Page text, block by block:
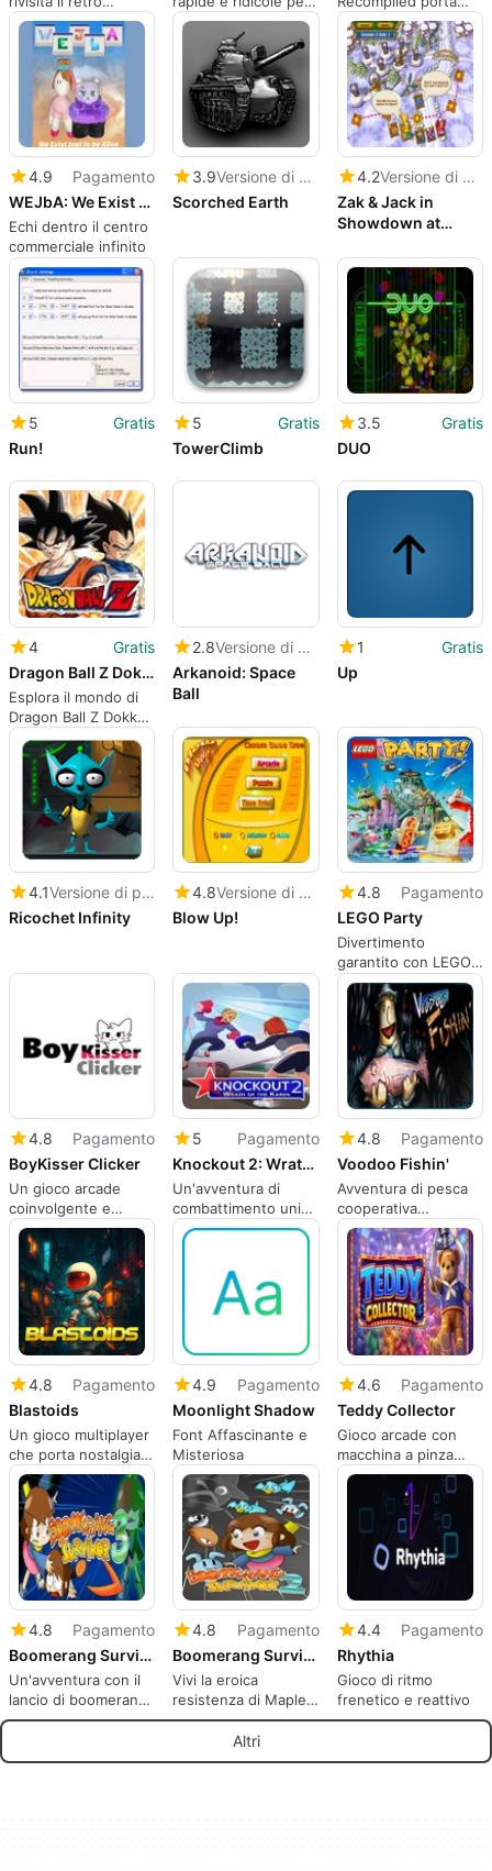
speed-platforming
con colpi di scena
sperimentali
due giocatori in
Sloppy Forgeries
Sonic Unleashed su
Windows in modo
nativo
4.9
Pagamento
WEJbA: We Exist Just to be Alive
Echi dentro il centro
commerciale infinito
3.9
Versione di prova
Scorched Earth
4.2
Versione di prova
Zak & Jack in
Showdown at
5
Gratis
Run!
5
Gratis
TowerClimb
3.5
Gratis
DUO
4
Gratis
Dragon Ball Z Dokkan Battle
Esplora il mondo di
Dragon Ball Z Dokkan
Battle
2.8
Versione di prova
Arkanoid: Space
Ball
1
Gratis
Up
4.1
Versione di prova
Ricochet Infinity
4.8
Versione di prova
Blow Up!
4.8
Pagamento
LEGO Party
Divertimento
garantito con LEGO
Party!
4.8
Pagamento
BoyKisser Clicker
Un gioco arcade
coinvolgente e
originale
5
Pagamento
Knockout 2: Wrath of the Karen
Un'avventura di
combattimento unica
e comica
4.8
Pagamento
Voodoo Fishin'
Avventura di pesca
cooperativa
inquietante e
accogliente
4.8
Pagamento
Blastoids
Un gioco multiplayer
che porta nostalgia
della vecchia scuola
4.9
Pagamento
Moonlight Shadow
Font Affascinante e
Misteriosa
4.6
Pagamento
Teddy Collector
Gioco arcade con
macchina a pinza
basato sulle abilità
4.8
Pagamento
Boomerang Survivor 3
Un'avventura con il
lancio di boomerang
attraverso
robotica
4.8
Pagamento
Boomerang Survivor 2
Vivi la eroica
resistenza di Maple
in questo sequel
4.4
Pagamento
Rhythia
Gioco di ritmo
frenetico e reattivo
Altri